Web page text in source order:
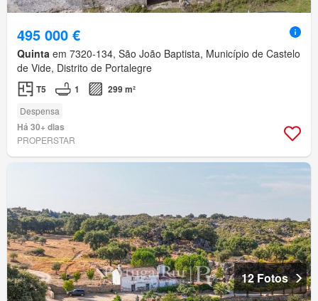
495 000 €
Quinta em 7320-134, São João Baptista, Município de Castelo
de Vide, Distrito de Portalegre
T5 1 299 m²
Despensa
Há 30+ dias
PROPERSTAR
12 Fotos